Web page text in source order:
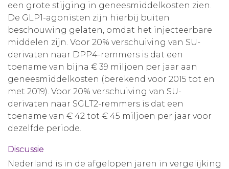
een grote stijging in geneesmiddelkosten zien.
De GLP1-agonisten zijn hierbij buiten
beschouwing gelaten, omdat het injecteerbare
middelen zijn. Voor 20% verschuiving van SU-
derivaten naar DPP4-remmers is dat een
toename van bijna € 39 miljoen per jaar aan
geneesmiddelkosten (berekend voor 2015 tot en
met 2019). Voor 20% verschuiving van SU-
derivaten naar SGLT2-remmers is dat een
toename van € 42 tot € 45 miljoen per jaar voor
dezelfde periode.
Discussie
Nederland is in de afgelopen jaren in vergelijking